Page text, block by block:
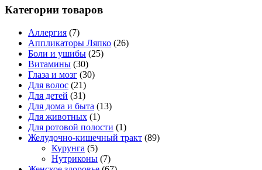
Категории товаров
Аллергия (7)
Аппликаторы Ляпко (26)
Боли и ушибы (25)
Витамины (30)
Глаза и мозг (30)
Для волос (21)
Для детей (31)
Для дома и быта (13)
Для животных (1)
Для ротовой полости (1)
Желудочно-кишечный тракт (89)
Курунга (5)
Нутриконы (7)